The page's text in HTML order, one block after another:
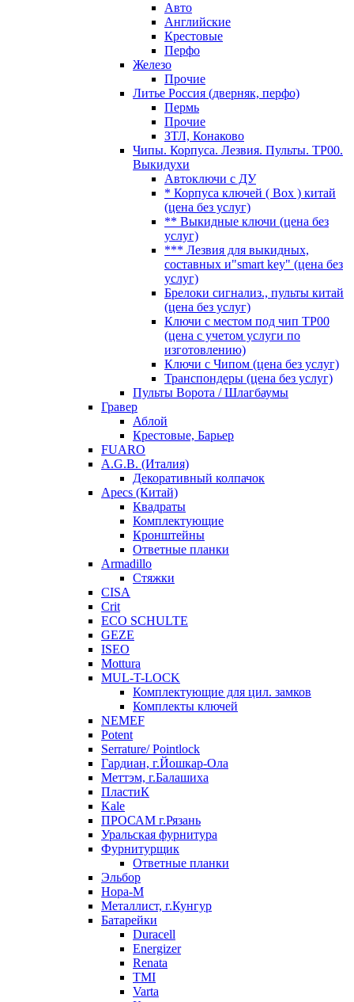
Авто
Английские
Крестовые
Перфо
Железо
Прочие
Литье Россия (дверняк, перфо)
Пермь
Прочие
ЗТЛ, Конаково
Чипы. Корпуса. Лезвия. Пульты. TP00.
Выкидухи
Автоключи с ДУ
* Корпуса ключей ( Box ) китай
(цена без услуг)
** Выкидные ключи (цена без
услуг)
*** Лезвия для выкидных,
составных и"smart key" (цена без
услуг)
Брелоки сигнализ., пульты китай
(цена без услуг)
Ключи с местом под чип TP00
(цена с учетом услуги по
изготовлению)
Ключи с Чипом (цена без услуг)
Транспондеры (цена без услуг)
Пульты Ворота / Шлагбаумы
Гравер
Аблой
Крестовые, Барьер
FUARO
A.G.B. (Италия)
Декоративный колпачок
Apecs (Китай)
Квадраты
Комплектующие
Кронштейны
Ответные планки
Armadillo
Стяжки
CISA
Crit
ECO SCHULTE
GEZE
ISEO
Mottura
MUL-T-LOCK
Комплектующие для цил. замков
Комплекты ключей
NEMEF
Potent
Serrature/ Pointlock
Гардиан, г.Йошкар-Ола
Меттэм, г.Балашиха
ПластиК
Kale
ПРОСАМ г.Рязань
Уральская фурнитура
Фурнитурщик
Ответные планки
Эльбор
Нора-М
Металлист, г.Кунгур
Батарейки
Duracell
Energizer
Renata
TMI
Varta